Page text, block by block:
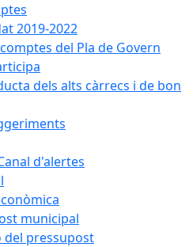
2019-2022
del Pla de Govern
dels alts càrrecs i de bon
d'alertes
municipal
del pressupost